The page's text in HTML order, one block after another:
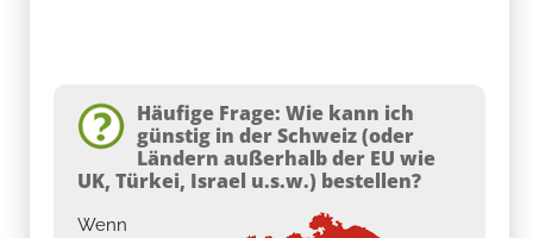
Häufige Frage: Wie kann ich
günstig in der Schweiz (oder
Ländern außerhalb der EU wie
UK, Türkei, Israel u.s.w.) bestellen?
Wenn